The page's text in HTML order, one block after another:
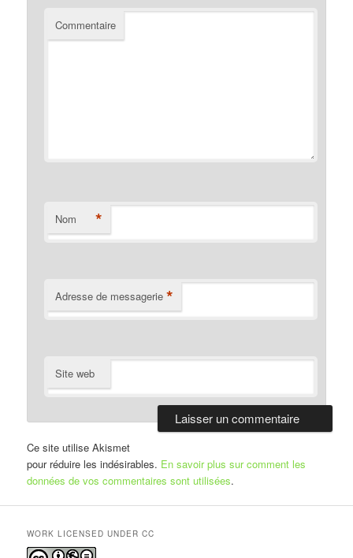
Commentaire
Nom *
Adresse de messagerie *
Site web
Ce site utilise Akismet
pour réduire les indésirables. En savoir plus sur comment les
données de vos commentaires sont utilisées.
WORK LICENSED UNDER CC